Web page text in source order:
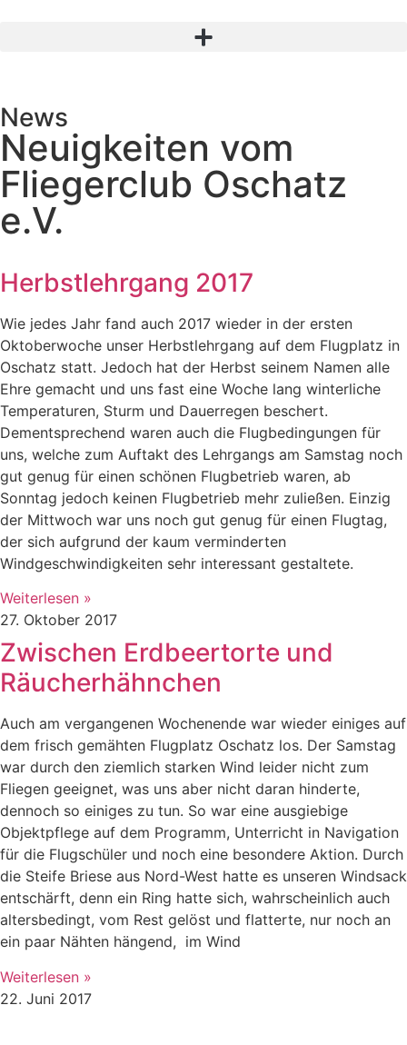
News
Neuigkeiten vom
Fliegerclub Oschatz
e.V.
Herbstlehrgang 2017
Wie jedes Jahr fand auch 2017 wieder in der ersten
Oktoberwoche unser Herbstlehrgang auf dem Flugplatz in
Oschatz statt. Jedoch hat der Herbst seinem Namen alle
Ehre gemacht und uns fast eine Woche lang winterliche
Temperaturen, Sturm und Dauerregen beschert.
Dementsprechend waren auch die Flugbedingungen für
uns, welche zum Auftakt des Lehrgangs am Samstag noch
gut genug für einen schönen Flugbetrieb waren, ab
Sonntag jedoch keinen Flugbetrieb mehr zuließen. Einzig
der Mittwoch war uns noch gut genug für einen Flugtag,
der sich aufgrund der kaum verminderten
Windgeschwindigkeiten sehr interessant gestaltete.
Weiterlesen »
27. Oktober 2017
Zwischen Erdbeertorte und
Räucherhähnchen
Auch am vergangenen Wochenende war wieder einiges auf
dem frisch gemähten Flugplatz Oschatz los. Der Samstag
war durch den ziemlich starken Wind leider nicht zum
Fliegen geeignet, was uns aber nicht daran hinderte,
dennoch so einiges zu tun. So war eine ausgiebige
Objektpflege auf dem Programm, Unterricht in Navigation
für die Flugschüler und noch eine besondere Aktion. Durch
die Steife Briese aus Nord-West hatte es unseren Windsack
entschärft, denn ein Ring hatte sich, wahrscheinlich auch
altersbedingt, vom Rest gelöst und flatterte, nur noch an
ein paar Nähten hängend, im Wind
Weiterlesen »
22. Juni 2017